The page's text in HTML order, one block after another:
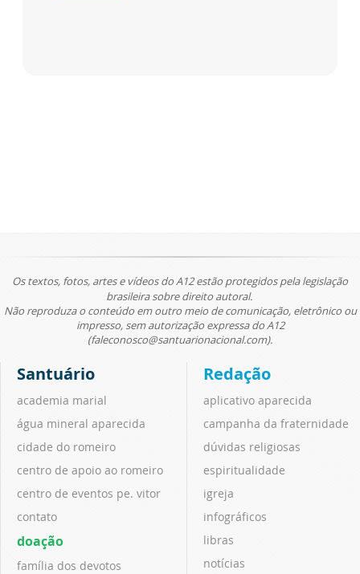
Os textos, fotos, artes e vídeos do A12 estão protegidos pela legislação
brasileira sobre direito autoral.
Não reproduza o conteúdo em outro meio de comunicação, eletrônico ou
impresso, sem autorização expressa do A12
(faleconosco@santuarionacional.com).
Santuário
academia marial
água mineral aparecida
cidade do romeiro
centro de apoio ao romeiro
centro de eventos pe. vitor
contato
doação
família dos devotos
Redação
aplicativo aparecida
campanha da fraternidade
dúvidas religiosas
espiritualidade
igreja
infográficos
libras
notícias